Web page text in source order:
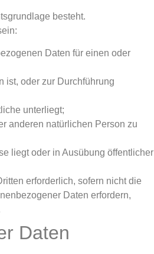
besteht.
Daten für einen oder
ist, oder zur Durchführung
unterliegt;
anderen natürlichen Person zu
liegt oder in Ausübung öffentlicher
erforderlich, sofern nicht die
Daten erfordern,
Daten